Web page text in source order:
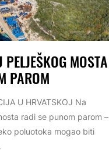
MOSTA
PAROM
U HRVATSKOJ Na
radi se punom parom –
poluotoka mogao biti